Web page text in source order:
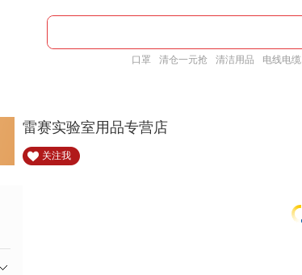
口罩 清仓一元抢 清洁用品 电线电缆
雷赛实验室用品专营店
关注我